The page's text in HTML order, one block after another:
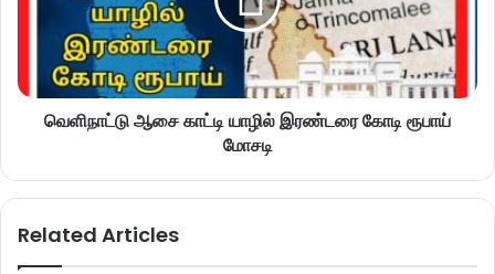
வெளிநாட்டு ஆசை காட்டி யாழில் இரண்டரை கோடி ரூபாய்
மோசடி
Related Articles